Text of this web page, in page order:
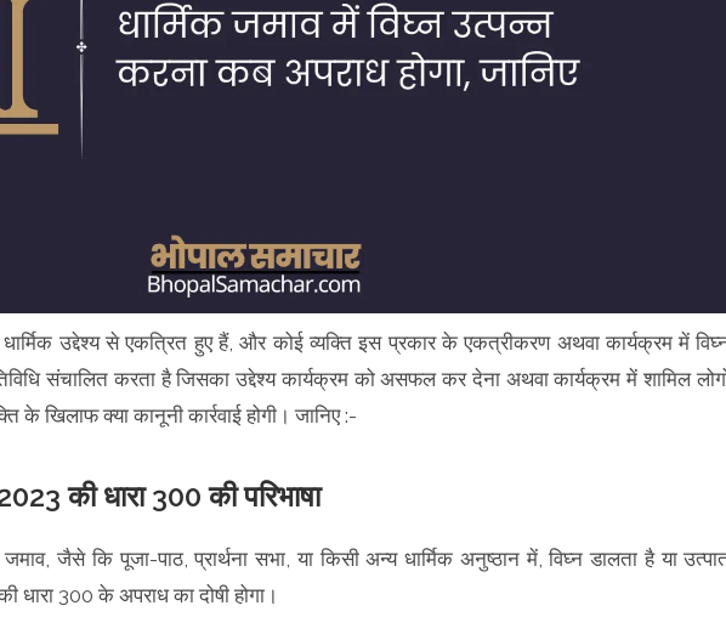
उद्देश्य से एकत्रित हुए हैं, और कोई व्यक्ति इस प्रकार के एकत्रीकरण अथवा कार्यक्रम में
संचालित करता है जिसका उद्देश्य कार्यक्रम को असफल कर देना अथवा कार्यक्रम में शामिल
के खिलाफ क्या कानूनी कार्रवाई होगी। जानिए :-
की धारा 300 की परिभाषा
जमाव, जैसे कि पूजा-पाठ, प्रार्थना सभा, या किसी अन्य धार्मिक अनुष्ठान में, विघ्न डालता है या
धारा 300 के अपराध का दोषी होगा।